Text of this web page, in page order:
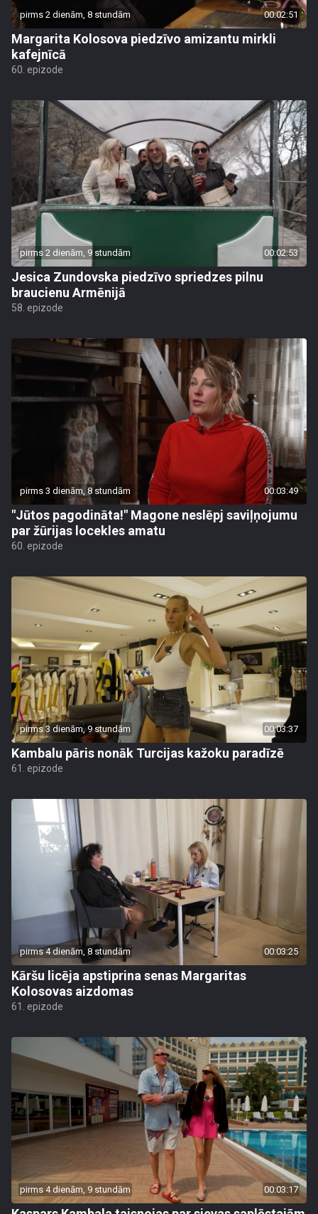
pirms 2 dienām, 8 stundām 00:02:51
Margarita Kolosova piedzīvo amizantu mirkli
kafejnīcā
60. epizode
pirms 2 dienām, 9 stundām 00:02:53
Jesica Zundovska piedzīvo spriedzes pilnu
braucienu Armēnijā
58. epizode
pirms 3 dienām, 8 stundām 00:03:49
"Jūtos pagodināta!" Magone neslēpj saviļņojumu
par žūrijas locekles amatu
60. epizode
pirms 3 dienām, 9 stundām 00:03:37
Kambalu pāris nonāk Turcijas kažoku paradīzē
61. epizode
pirms 4 dienām, 8 stundām 00:03:25
Kāršu licēja apstiprina senas Margaritas
Kolosovas aizdomas
61. epizode
pirms 4 dienām, 9 stundām 00:03:17